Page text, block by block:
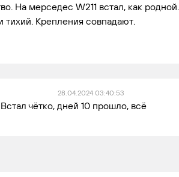
На мерседес W211 встал, как родной.
Крепления совпадают.
28.04.2024 03:40:53
чётко, дней 10 прошло, всё